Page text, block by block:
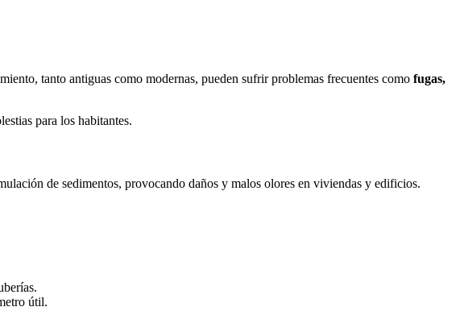
tanto antiguas como modernas, pueden sufrir problemas frecuentes como fugas,
para los habitantes.
de sedimentos, provocando daños y malos olores en viviendas y edificios.
útil.